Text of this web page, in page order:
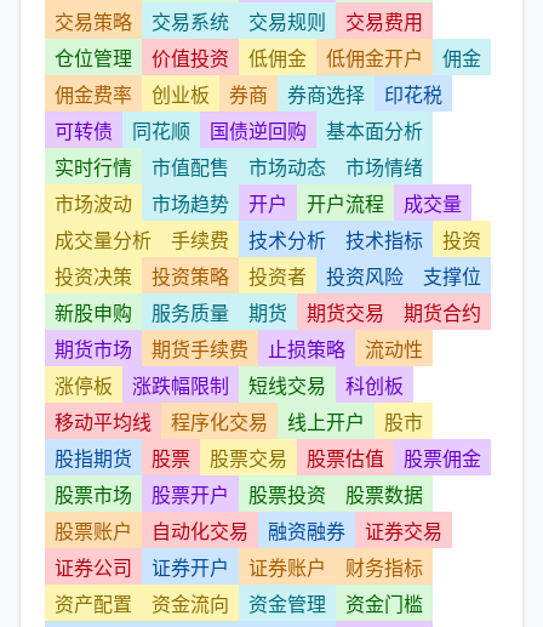
交易策略
交易系统 交易规则
交易费用
仓位管理
价值投资 低佣金 低佣金开户
佣金
佣金费率
创业板 券商 券商选择
印花税
可转债
同花顺 国债逆回购
基本面分析
实时行情
市值配售 市场动态
市场情绪
市场波动
市场趋势 开户 开户流程
成交量
成交量分析
手续费 技术分析 技术指标
投资
投资决策
投资策略 投资者 投资风险
支撑位
新股申购
服务质量 期货 期货交易
期货合约
期货市场
期货手续费 止损策略
流动性
涨停板
涨跌幅限制 短线交易
科创板
移动平均线
程序化交易 线上开户
股市
股指期货
股票 股票交易 股票估值
股票佣金
股票市场
股票开户 股票投资
股票数据
股票账户
自动化交易 融资融券
证券交易
证券公司
证券开户 证券账户
财务指标
资产配置
资金流向 资金管理
资金门槛